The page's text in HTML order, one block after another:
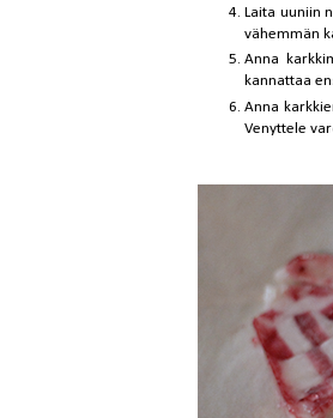
Laita uuniin
vähemmän
Anna
kannattaa
Anna
Venyttele